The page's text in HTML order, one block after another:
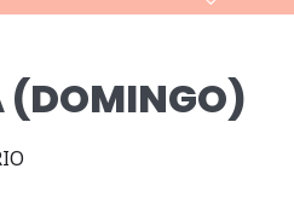
(DOMINGO)